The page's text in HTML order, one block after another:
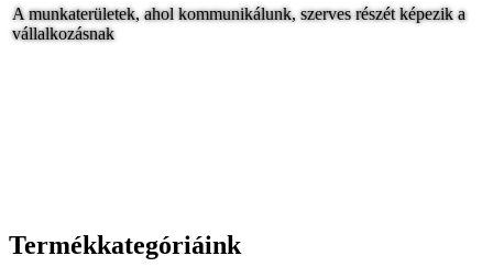
A munkaterületek, ahol kommunikálunk, szerves részét képezik a
vállalkozásnak
Termékkategóriáink